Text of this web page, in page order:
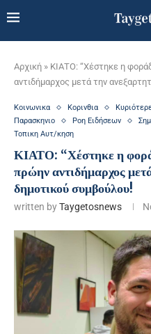
Αρχική » ΚΙΑΤΟ: “Χέστηκε η
αντιδήμαρχος μετά την
Κοινωνικα Κορινθια
Παρασκηνιο
Ροη Ειδήσεων
Τοπικη Αυτ/κηση
ΚΙΑΤΟ: “Χέστηκε η
πρώην αντιδήμαρχος
δημοτικού συμβούλου!
written byTaygetosnews